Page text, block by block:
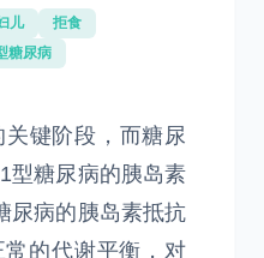
儿
拒食
糖尿病
键阶段，而糖尿
糖尿病的胰岛素
尿病的胰岛素抵抗
的代谢平衡，对